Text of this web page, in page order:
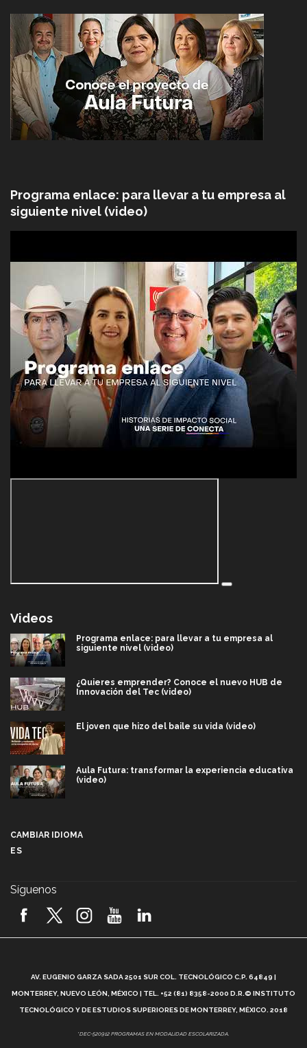
Programa enlace: para llevar a tu empresa al
siguiente nivel (video)
Videos
Programa enlace: para llevar a tu empresa al
siguiente nivel (video)
¿Quieres emprender? Conoce el nuevo HUB de
Innovación del Tec (video)
El joven que hizo del baile su vida (video)
Aula Futura: transformar la experiencia educativa
(video)
2026! (video)
¿Cómo es el Modelo Educativo Tec? (video)
Vida Tec: Feminismo e Inteligencia Artificial, Paola
CAMBIAR IDIOMA
ES
Síguenos
AV. EUGENIO GARZA SADA 2501 SUR COL. TECNOLÓGICO C.P. 64849 |
MONTERREY, NUEVO LEÓN, MÉXICO | TEL. +52 (81) 8358-2000 D.R.© INSTITUTO
TECNOLÓGICO Y DE ESTUDIOS SUPERIORES DE MONTERREY, MÉXICO. 2018
*DEC-520912 PROGRAMAS EN MODALIDAD ESCOLARIZADA.